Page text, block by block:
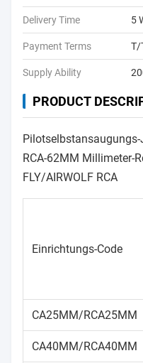
Delivery Time 5
Payment Terms T/
Supply Ability
PRODUCT
RCA-62MM Millimeter-
FLY/AIRWOLF RCA
Einrichtungs-Code
CA25MM/RCA25MM
CA40MM/RCA40MM